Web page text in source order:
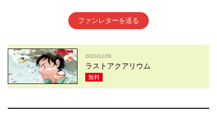
ファンレターを送る
2023/12/26
ラストアクアリウム
無料